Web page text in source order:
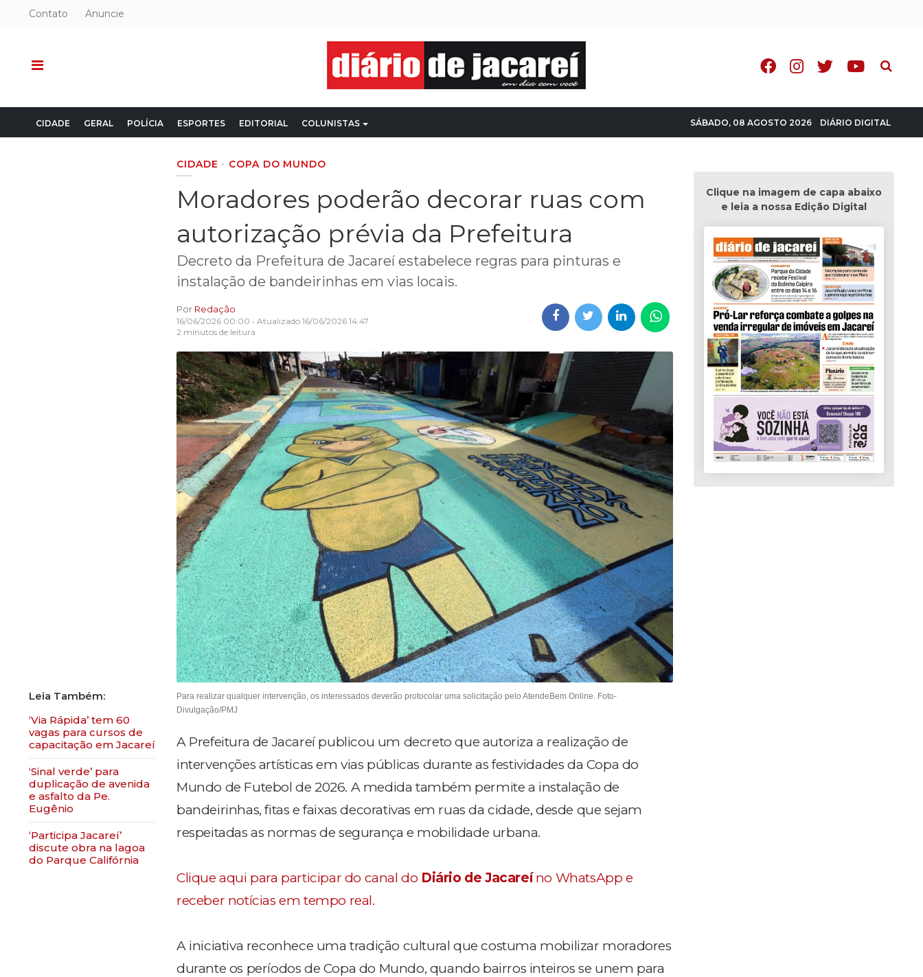
Contato Anuncie
Pesquisa
CIDADE GERAL POLÍCIA ESPORTES EDITORIAL COLUNISTAS SÁBADO, 08 AGOSTO 2026 DIÁRIO DIGITAL
‘Via Rápida’ tem 60
vagas para cursos de
capacitação em Jacareí
‘Sinal verde’ para
duplicação de avenida
e asfalto da Pe.
Eugênio
‘Participa Jacareí’
discute obra na lagoa
do Parque Califórnia
CIDADE COPA DO MUNDO
Moradores poderão decorar ruas com
autorização prévia da Prefeitura
Decreto da Prefeitura de Jacareí estabelece regras para pinturas e
instalação de bandeirinhas em vias locais.
Por Redação
16/06/2026 00:00 • Atualizado 16/06/2026 14:47
2 minutos de leitura
Para realizar qualquer intervenção, os interessados deverão protocolar uma solicitação pelo AtendeBem Online. Foto-
Divulgação/PMJ
A Prefeitura de Jacareí publicou um decreto que autoriza a realização de
intervenções artísticas em vias públicas durante as festividades da Copa do
Mundo de Futebol de 2026. A medida também permite a instalação de
bandeirinhas, fitas e faixas decorativas em ruas da cidade, desde que sejam
respeitadas as normas de segurança e mobilidade urbana.
Clique aqui para participar do canal do Diário de Jacareíno WhatsApp e
receber notícias em tempo real.
A iniciativa reconhece uma tradição cultural que costuma mobilizar moradores
durante os períodos de Copa do Mundo, quando bairros inteiros se unem para
Clique na imagem de capa abaixo
e leia a nossa Edição Digital